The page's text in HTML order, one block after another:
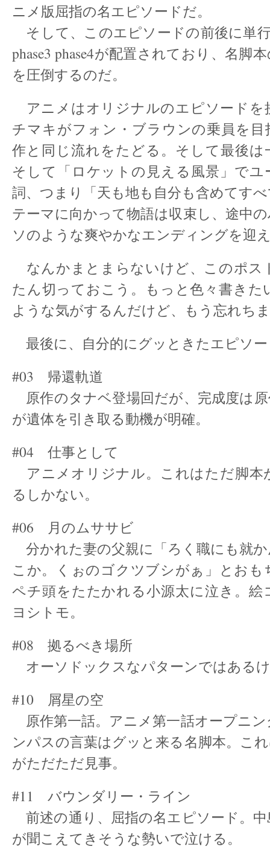
ニメ版屈指の名エピソードだ。
そして、このエピソードの前後に単行
phase3 phase4が配置されており、名脚
を圧倒するのだ。
アニメはオリジナルのエピソードを
チマキがフォン・ブラウンの乗員を目
作と同じ流れをたどる。そして最後は
そして「ロケットの見える風景」でユ
詞、つまり「天も地も自分も含めてす
テーマに向かって物語は収束し、途中
ソのような爽やかなエンディングを迎
なんかまとまらないけど、このポス
たん切っておこう。もっと色々書きた
ような気がするんだけど、もう忘れち
最後に、自分的にグッときたエピソ
#03 帰還軌道
原作のタナベ登場回だが、完成度は
が遺体を引き取る動機が明確。
#04 仕事として
アニメオリジナル。これはただ脚本
るしかない。
#06 月のムササビ
分かれた妻の父親に「ろく職にも就
こか。くぉのゴクツブシがぁ」とおも
ペチ頭をたたかれる小源太に泣き。絵
ヨシトモ。
#08 拠るべき場所
オーソドックスなパターンではある
#10 屑星の空
原作第一話。アニメ第一話オープニ
ンパスの言葉はグッと来る名脚本。こ
がただただ見事。
#11 バウンダリー・ライン
前述の通り、屈指の名エピソード。
が聞こえてきそうな勢いで泣ける。